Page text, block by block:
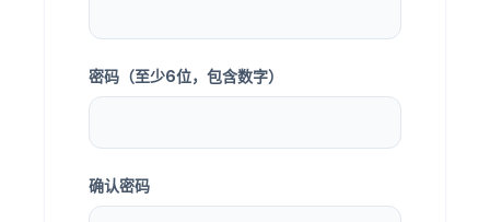
密码（至少6位，包含数字）
确认密码